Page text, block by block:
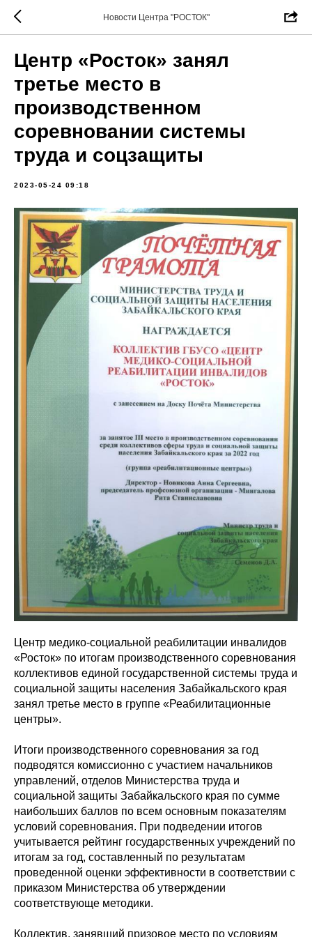
Новости Центра "РОСТОК"
Центр «Росток» занял
третье место в
производственном
соревновании системы
труда и соцзащиты
2023-05-24 09:18
Центр медико-социальной реабилитации инвалидов
«Росток» по итогам производственного соревнования
коллективов единой государственной системы труда и
социальной защиты населения Забайкальского края
занял третье место в группе «Реабилитационные
центры».
Итоги производственного соревнования за год
подводятся комиссионно с участием начальников
управлений, отделов Министерства труда и
социальной защиты Забайкальского края по сумме
наибольших баллов по всем основным показателям
условий соревнования. При подведении итогов
учитывается рейтинг государственных учреждений по
итогам за год, составленный по результатам
проведенной оценки эффективности в соответствии с
приказом Министерства об утверждении
соответствующе методики.
Коллектив, занявший призовое место по условиям